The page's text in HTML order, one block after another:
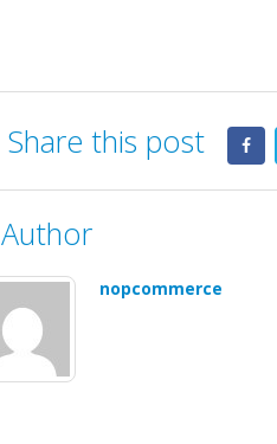
Share this post
Author
nopcommerce